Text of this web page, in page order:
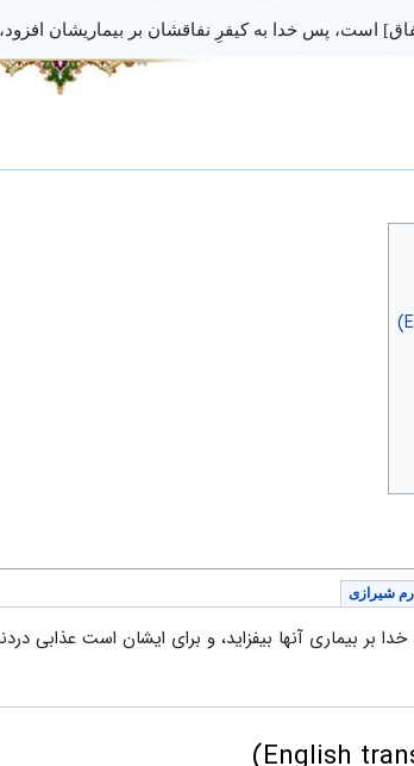
است، پس خدا به کیفرِ نفاقشان بر بیماریشان
شیرازی
بر بیماری آنها بیفزاید، و برای ایشان است عذابی